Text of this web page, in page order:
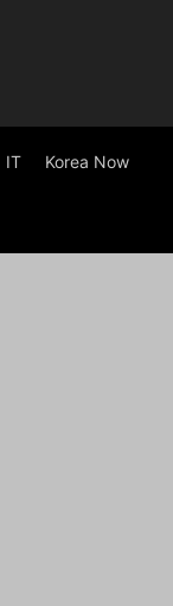
IT Korea Now